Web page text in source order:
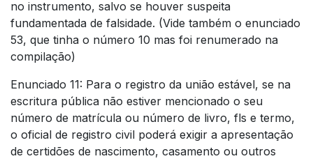
no instrumento, salvo se houver suspeita
fundamentada de falsidade. (Vide também o enunciado
53, que tinha o número 10 mas foi renumerado na
compilação)
Enunciado 11: Para o registro da união estável, se na
escritura pública não estiver mencionado o seu
número de matrícula ou número de livro, fls e termo,
o oficial de registro civil poderá exigir a apresentação
de certidões de nascimento, casamento ou outros